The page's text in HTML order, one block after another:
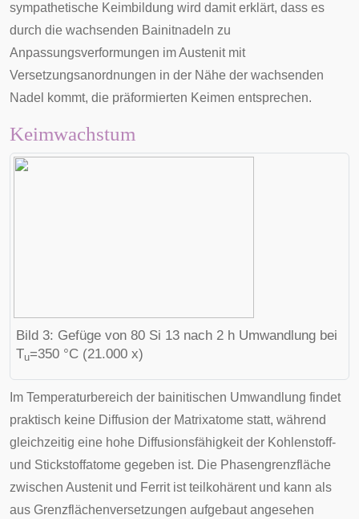
sympathetische Keimbildung wird damit erklärt, dass es
durch die wachsenden Bainitnadeln zu
Anpassungsverformungen im Austenit mit
Versetzungsanordnungen in der Nähe der wachsenden
Nadel kommt, die präformierten Keimen entsprechen.
Keimwachstum
Bild 3: Gefüge von 80 Si 13 nach 2 h Umwandlung bei
Tu=350 °C (21.000 x)
Im Temperaturbereich der bainitischen Umwandlung findet
praktisch keine Diffusion der Matrixatome statt, während
gleichzeitig eine hohe Diffusionsfähigkeit der Kohlenstoff-
und Stickstoffatome gegeben ist. Die Phasengrenzfläche
zwischen Austenit und Ferrit ist teil kohärentund kann als
aus Grenzflächenversetzungen aufgebaut angesehen